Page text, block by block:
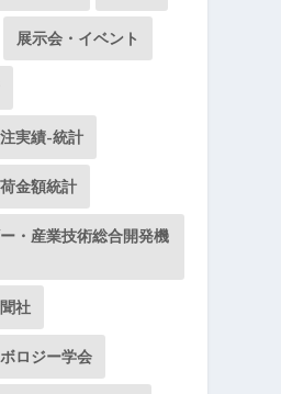
展示会・イベント
実績-統計
金額統計
・産業技術総合開発機
社
ロジー学会